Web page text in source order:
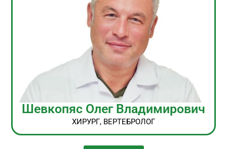
Шевкопяс Олег Владимирович
ХИРУРГ, ВЕРТЕБРОЛОГ